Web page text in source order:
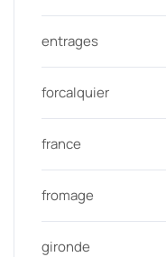
entrages
forcalquier
france
fromage
gironde